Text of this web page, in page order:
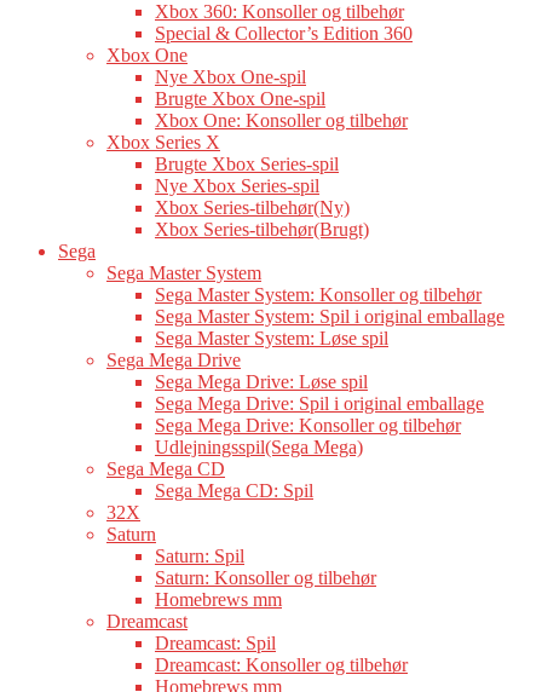
Xbox 360: Konsoller og tilbehør
Special & Collector’s Edition 360
Xbox One
Nye Xbox One-spil
Brugte Xbox One-spil
Xbox One: Konsoller og tilbehør
Xbox Series X
Brugte Xbox Series-spil
Nye Xbox Series-spil
Xbox Series-tilbehør(Ny)
Xbox Series-tilbehør(Brugt)
Sega
Sega Master System
Sega Master System: Konsoller og tilbehør
Sega Master System: Spil i original emballage
Sega Master System: Løse spil
Sega Mega Drive
Sega Mega Drive: Løse spil
Sega Mega Drive: Spil i original emballage
Sega Mega Drive: Konsoller og tilbehør
Udlejningsspil(Sega Mega)
Sega Mega CD
Sega Mega CD: Spil
32X
Saturn
Saturn: Spil
Saturn: Konsoller og tilbehør
Homebrews mm
Dreamcast
Dreamcast: Spil
Dreamcast: Konsoller og tilbehør
Homebrews mm